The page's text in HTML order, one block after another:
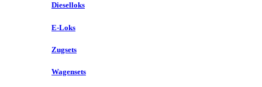
Dieselloks
E-Loks
Zugsets
Wagensets